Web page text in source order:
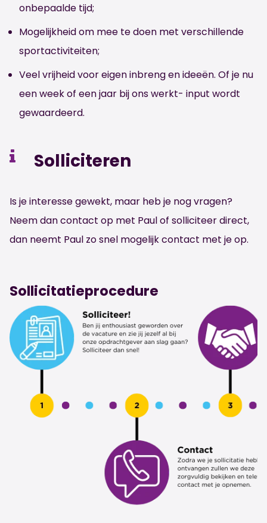
onbepaalde tijd;
Mogelijkheid om mee te doen met verschillende
sportactiviteiten;
Veel vrijheid voor eigen inbreng en ideeën. Of je nu
een week of een jaar bij ons werkt- input wordt
gewaardeerd.
Solliciteren
Is je interesse gewekt, maar heb je nog vragen?
Neem dan contact op met Paul of solliciteer direct,
dan neemt Paul zo snel mogelijk contact met je op.
Sollicitatieprocedure